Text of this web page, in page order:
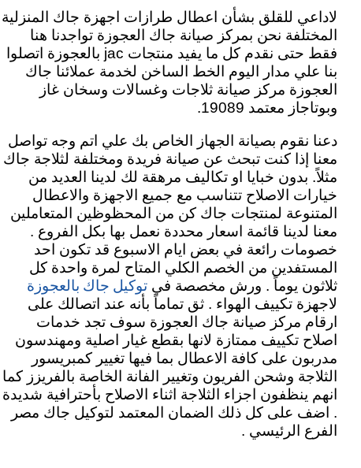
لاداعي للقلق بشأن اعطال طرازات اجهزة جاك المنزلية
المختلفة نحن بمركز صيانة جاك العجوزة تواجدنا هنا
فقط حتى نقدم كل ما يفيد منتجات jac بالعجوزة اتصلوا
بنا علي مدار اليوم الخط الساخن لخدمة عملائنا جاك
العجوزة مركز صيانة ثلاجات وغسالات وسخان غاز
وبوتاجاز معتمد 19089.
دعنا نقوم بصيانة الجهاز الخاص بك علي اتم وجه تواصل
معنا إذا كنت تبحث عن صيانة فريدة ومختلفة لثلاجة جاك
مثلاً. بدون خبايا او تكاليف مرهقة لك لدينا العديد من
خيارات الاصلاح تتناسب مع جميع الاجهزة والاعطال
المتنوعة لمنتجات جاك كن من المحظوظين المتعاملين
معنا لدينا قائمة اسعار محددة نعمل بها بكل الفروع .
خصومات رائعة في بعض ايام الاسبوع قد تكون احد
المستفدين من الخصم الكلي المتاح لمرة واحدة كل
ثلاثون يوماً . ورش مخصصة في توكيل جاك بالعجوزة
لاجهزة تكييف الهواء . ثق تماماً بأنه عند اتصالك على
ارقام مركز صيانة جاك العجوزة سوف تجد خدمات
اصلاح تكييف ممتازة لانها بقطع غيار اصلية ومهندسون
مدربون على كافة الاعطال بما فيها تغيير كمبريسور
الثلاجة وشحن الفريون وتغيير الفانة الخاصة بالفريزز كما
انهم ينظفون اجزاء الثلاجة اثناء الاصلاح بأحترافية شديدة
. اضف على كل ذلك الضمان المعتمد لتوكيل جاك مصر
الفرع الرئيسي .